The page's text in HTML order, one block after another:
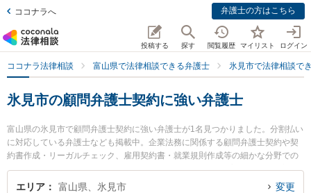
ココナラへ 弁護士の方はこちら
投稿する 探す 閲覧履歴 マイリスト ログイン
ココナラ法律相談 富山県で法律相談できる弁護士 氷見市で法律相談で
氷見市の顧問弁護士契約に強い弁護士
富山県の氷見市で顧問弁護士契約に強い弁護士が1名見つかりました。分割払い
に対応している弁護士なども掲載中。企業法務に関係する顧問弁護士契約や契
約書作成・リーガルチェック、雇用契約書・就業規則作成等の細かな分野での
絞り込み検索もでき便利です。特に氷見法律事務所の白木 謙一弁護士のプロフ
ィール情報や弁護士費用、強みなどが注目されています。『氷見市で土日や夜
エリア 富山県、氷見市 変更